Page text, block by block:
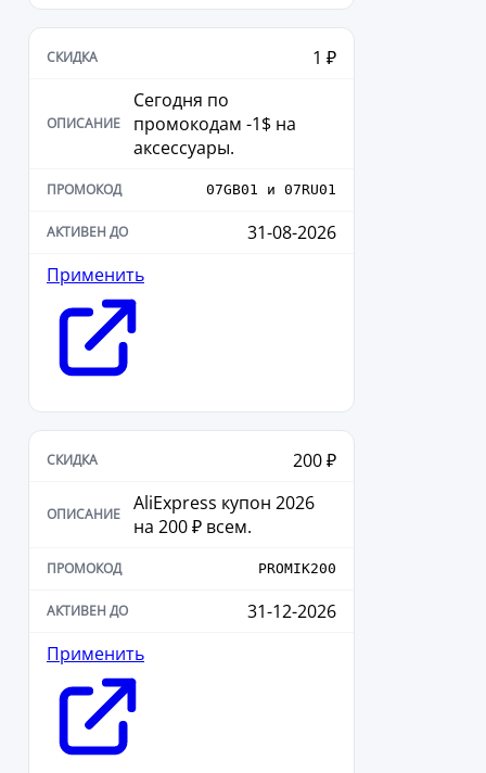
1 ₽
Сегодня по
промокодам -1$ на
аксессуары.
07GB01 и 07RU01
31-08-2026
Применить
200 ₽
AliExpress купон 2026
на 200 ₽ всем.
PROMIK200
31-12-2026
Применить